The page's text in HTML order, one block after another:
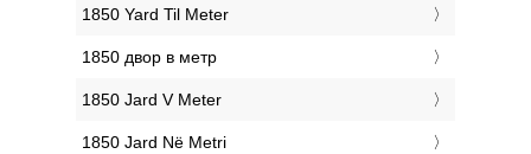
‎1850 Yard Til Meter
‎1850 двор в метр
‎1850 Jard V Meter
‎1850 Jard Në Metri